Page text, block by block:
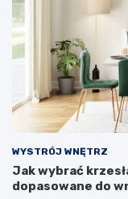
WYSTRÓJ WNĘTRZ
Jak wybrać
dopasowane do